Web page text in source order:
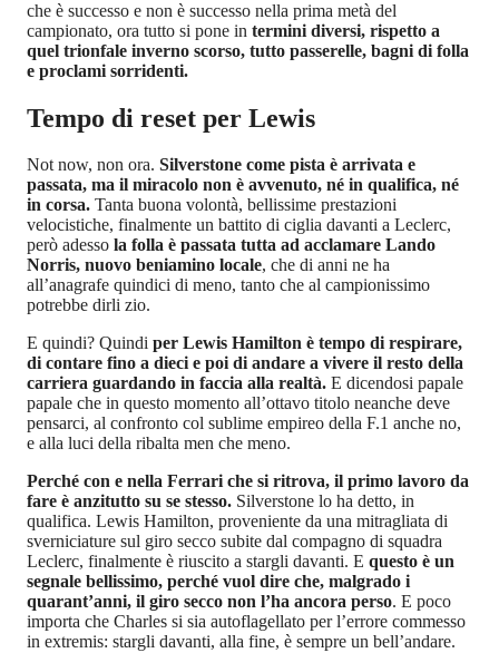
che è successo e non è successo nella prima metà del
campionato, ora tutto si pone in termini diversi, rispetto a
quel trionfale inverno scorso, tutto passerelle, bagni di folla
e proclami sorridenti.
Tempo di reset per Lewis
Not now, non ora. Silverstone come pista è arrivata e
passata, ma il miracolo non è avvenuto, né in qualifica, né
in corsa. Tanta buona volontà, bellissime prestazioni
velocistiche, finalmente un battito di ciglia davanti a Leclerc,
però adesso la folla è passata tutta ad acclamare Lando
Norris, nuovo beniamino locale, che di anni ne ha
all’anagrafe quindici di meno, tanto che al campionissimo
potrebbe dirli zio.
E quindi? Quindi per Lewis Hamilton è tempo di respirare,
di contare fino a dieci e poi di andare a vivere il resto della
carriera guardando in faccia alla realtà. E dicendosi papale
papale che in questo momento all’ottavo titolo neanche deve
pensarci, al confronto col sublime empireo della F.1 anche no,
e alla luci della ribalta men che meno.
Perché con e nella Ferrari che si ritrova, il primo lavoro da
fare è anzitutto su se stesso. Silverstone lo ha detto, in
qualifica. Lewis Hamilton, proveniente da una mitragliata di
sverniciature sul giro secco subite dal compagno di squadra
Leclerc, finalmente è riuscito a stargli davanti. E questo è un
segnale bellissimo, perché vuol dire che, malgrado i
quarant’anni, il giro secco non l’ha ancora perso. E poco
importa che Charles si sia autoflagellato per l’errore commesso
in extremis: stargli davanti, alla fine, è sempre un bell’andare.